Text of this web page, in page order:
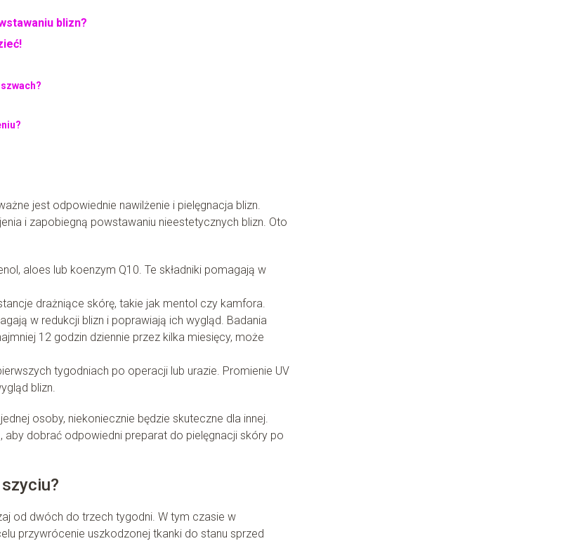
blizn?
jest odpowiednie nawilżenie i pielęgnacja blizn.
i zapobiegną powstawaniu nieestetycznych blizn. Oto
aloes lub koenzym Q10. Te składniki pomagają w
drażniące skórę, takie jak mentol czy kamfora.
w redukcji blizn i poprawiają ich wygląd. Badania
12 godzin dziennie przez kilka miesięcy, może
tygodniach po operacji lub urazie. Promienie UV
blizn.
osoby, niekoniecznie będzie skuteczne dla innej.
dobrać odpowiedni preparat do pielęgnacji skóry po
od dwóch do trzech tygodni. W tym czasie w
przywrócenie uszkodzonej tkanki do stanu sprzed